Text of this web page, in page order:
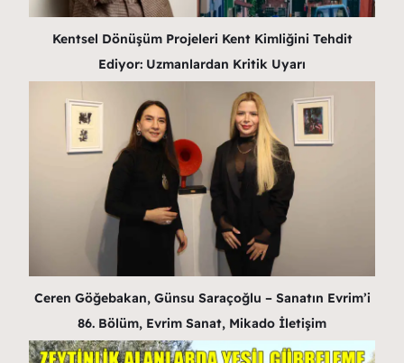
Kentsel Dönüşüm Projeleri Kent Kimliğini Tehdit
Ediyor: Uzmanlardan Kritik Uyarı
Ceren Göğebakan, Günsu Saraçoğlu – Sanatın Evrim’i
86. Bölüm, Evrim Sanat, Mikado İletişim